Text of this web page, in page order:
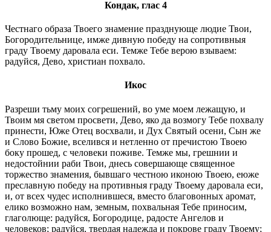
Кондак, глас 4
Честнаго образа Твоего знамение празднующе людие Твои,
Богородительнице, имже дивную победу на сопротивныя
граду Твоему даровала еси. Темже Тебе верою взываем:
радуйся, Дево, христиан похвало.
Икос
Разреши тьму моих согрешений, во уме моем лежащую, и
Твоим мя светом просвети, Дево, яко да возмогу Тебе похвалу
принести, Юже Отец восхвали, и Дух Святый осени, Сын же
и Слово Божие, вселився и нетленно от пречистою Твоею
боку прошед, с человеки поживе. Темже мы, грешнии и
недостойнии раби Твои, днесь совершающе священное
торжество знамения, бывшаго честною иконою Твоею, еюже
преславную победу на противныя граду Твоему даровала еси,
и, от всех чудес исполнившеся, вместо благовонных аромат,
елико возможно нам, земным, похвальная Тебе приносим,
глаголюще: радуйся, Богородице, радосте Ангелов и
человеков; радуйся, твердая надежда и покрове граду Твоему;